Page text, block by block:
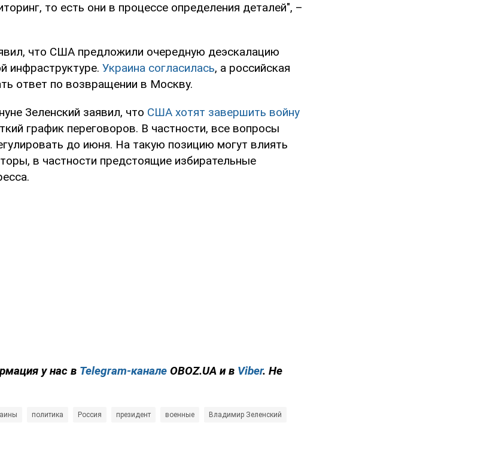
то есть они в процессе определения деталей", –
что США предложили очередную деэскалацию
инфраструктуре. Украина согласилась, а российская
ответ по возвращении в Москву.
Зеленский заявил, что США хотят завершить войну
график переговоров. В частности, все вопросы
до июня. На такую позицию могут влиять
в частности предстоящие избирательные
у нас в Telegram-канале OBOZ.UA и в Viber. Не
политика Россия президент военные Владимир Зеленский